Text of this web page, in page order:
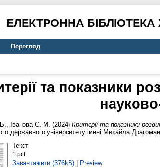
ЕЛЕКТРОННА
Перегляд
та показники
, Іванова С. М. (2024) Критерії та показники
державного університету імені Михайла
Текст
1.pdf
Завантажити (376kB)| Preview